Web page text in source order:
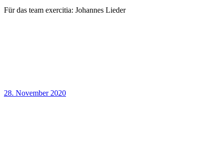
Für das team exercitia: Johannes Lieder
28. November 2020